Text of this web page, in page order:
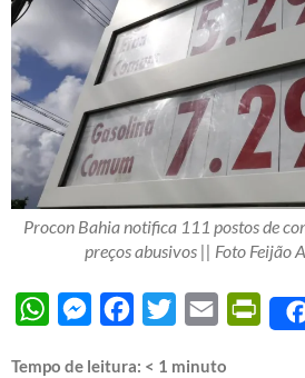
Procon Bahia notifica 111 postos de
preços abusivos || Foto Feijão
WhatsAppMessengerFacebook
Twitter Email
Tempo de leitura: < 1 minuto